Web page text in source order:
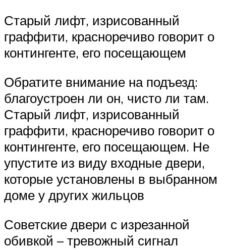
Старый лифт, изрисованный
граффити, красноречиво говорит о
контингенте, его посещающем
Обратите внимание на подъезд:
благоустроен ли он, чисто ли там.
Старый лифт, изрисованный
граффити, красноречиво говорит о
контингенте, его посещающем. Не
упустите из виду входные двери,
которые установлены в выбранном
доме у других жильцов
Советские двери с изрезанной
обивкой – тревожный сигнал